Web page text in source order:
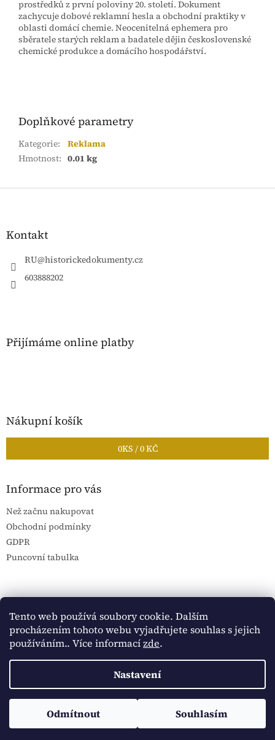
Tento web používá soubory cookie. Dalším
procházením tohoto webu vyjadřujete souhlas s jejich
používáním.. Více informacízde.
Nastavení
Odmítnout Souhlasím
Sledujte Historické dokumenty na Facebooku:
prostředků z první poloviny 20. století. Dokument
zachycuje dobové reklamní hesla a obchodní praktiky v
oblasti domácí chemie. Neocenitelná ephemera pro
sběratele starých reklam a badatele dějin československé
chemické produkce a domácího hospodářství.
Doplňkové parametry
Kategorie:
Reklama
Hmotnost: 0.01 kg
Z
Kontakt
RU@historickedokumenty.cz
603888202
Přijímáme online platby
Nákupní košík
0KS /0 KČ
Informace pro vás
Než začnu nakupovat
Obchodní podmínky
GDPR
Puncovní tabulka
Copyright 2026Historické dokumenty. Všechna práva